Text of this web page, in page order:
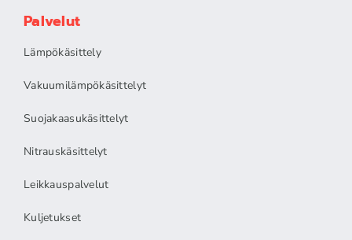
Palvelut
Lämpökäsittely
Vakuumilämpökäsittelyt
Suojakaasukäsittelyt
Nitrauskäsittelyt
Leikkauspalvelut
Kuljetukset